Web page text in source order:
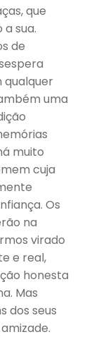
que
sua.
de
qualquer
uma
muito
cuja
Os
na
virado
e real,
honesta
Mas
dos seus